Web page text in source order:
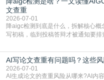
文查重
2026-07-01
降aigc检测到底是什么，拆解核心
写初稿，临到投稿答辩才被通知要排
怕是已经入行的科研人员，不少人
准。其实，降aigc检测是伴随AIGC
了满足现在高校、期刊对AI生
AI写论文查重有问题吗？这些
2026-07-01
AI生成论文的查重风险从哪来?AI内